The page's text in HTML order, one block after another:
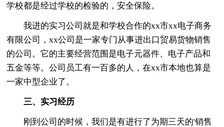
学校都是经过学校的检验的，安全保险。
我进的实习公司就是和学校合作的xx市xx电子商务
有限公司，xx公司是一家专门从事进出口贸易货物销售
的公司。它的主要经营范围是电子元器件、电子产品和
五金等等。公司员工有一百多的人，在xx市本地也算是
一家中型企业了。
三、实习经历
刚到公司的时候，我们是有进行了为期三天的'销售